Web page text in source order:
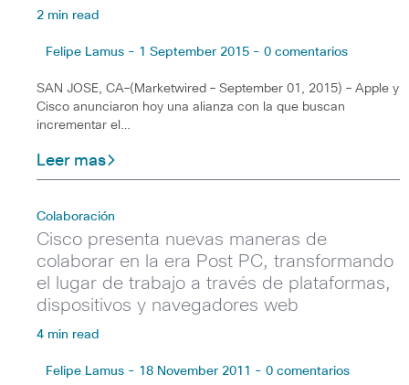
2 min read
Felipe Lamus - 1 September 2015 - 0 comentarios
SAN JOSE, CA–(Marketwired – September 01, 2015) – Apple y
Cisco anunciaron hoy una alianza con la que buscan
incrementar el…
Leer mas
Colaboración
Cisco presenta nuevas maneras de
colaborar en la era Post PC, transformando
el lugar de trabajo a través de plataformas,
dispositivos y navegadores web
4 min read
Felipe Lamus - 18 November 2011 - 0 comentarios